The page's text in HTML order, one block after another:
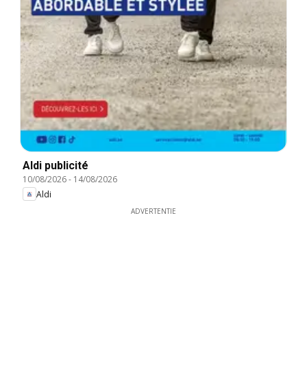
Aldi publicité
10/08/2026- 14/08/2026
Aldi
ADVERTENTIE